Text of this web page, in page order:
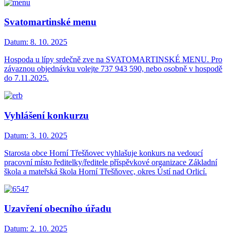
Svatomartinské menu
Datum: 8. 10. 2025
Hospoda u lípy srdečně zve na SVATOMARTINSKÉ MENU. Pro
závaznou objednávku volejte 737 943 590, nebo osobně v hospodě
do 7.11.2025.
Vyhlášení konkurzu
Datum: 3. 10. 2025
Starosta obce Horní Třešňovec vyhlašuje konkurs na vedoucí
pracovní místo ředitelky/ředitele příspěvkové organizace Základní
škola a mateřská škola Horní Třešňovec, okres Ústí nad Orlicí.
Uzavření obecního úřadu
Datum: 2. 10. 2025